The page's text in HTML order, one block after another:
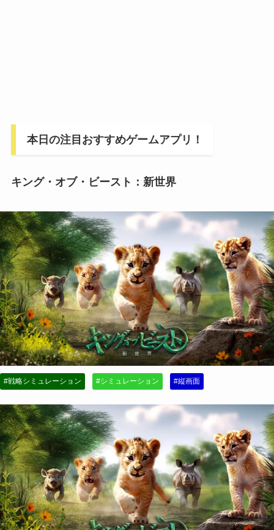
本日の注目おすすめゲームアプリ！
キング・オブ・ビースト：新世界
#戦略シミュレーション #シミュレーション #縦画面